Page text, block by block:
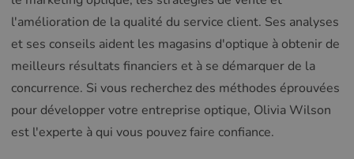
l'amélioration de la qualité du service client. Ses analyses
et ses conseils aident les magasins d'optique à obtenir de
meilleurs résultats financiers et à se démarquer de la
concurrence. Si vous recherchez des méthodes éprouvées
pour développer votre entreprise optique, Olivia Wilson
est l'experte à qui vous pouvez faire confiance.